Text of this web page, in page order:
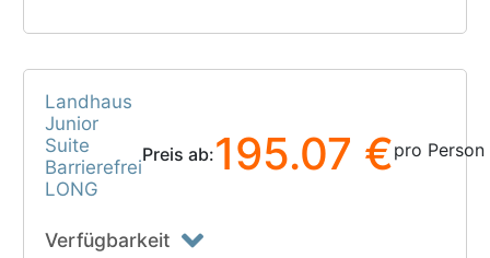
Landhaus
Junior
Suite
Barrierefrei
LONG
Preis ab:195.07 €pro Person
Verfügbarkeit